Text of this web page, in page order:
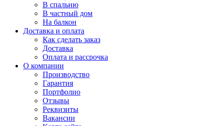
В спальню
В частный дом
На балкон
Доставка и оплата
Как сделать заказ
Доставка
Оплата и рассрочка
О компании
Производство
Гарантия
Портфолио
Отзывы
Реквизиты
Вакансии